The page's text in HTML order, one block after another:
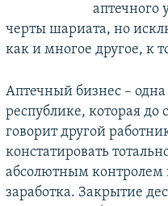
аптечного
черты шариата, но
как и многое другое, к
Аптечный бизнес – одна
республике, которая до
говорит другой
констатировать
абсолютным
заработка. Закрытие